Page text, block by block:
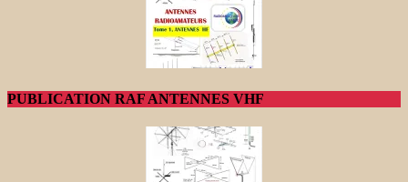
PUBLICATION RAF ANTENNES VHF